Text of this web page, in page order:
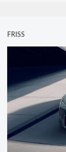
FRISS